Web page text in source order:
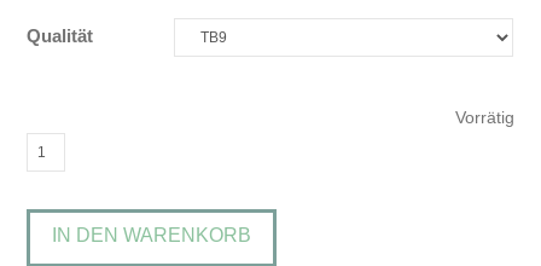
Qualität
Vorrätig
Seseli
Bergfenchel
MengeIN DEN WARENKORB